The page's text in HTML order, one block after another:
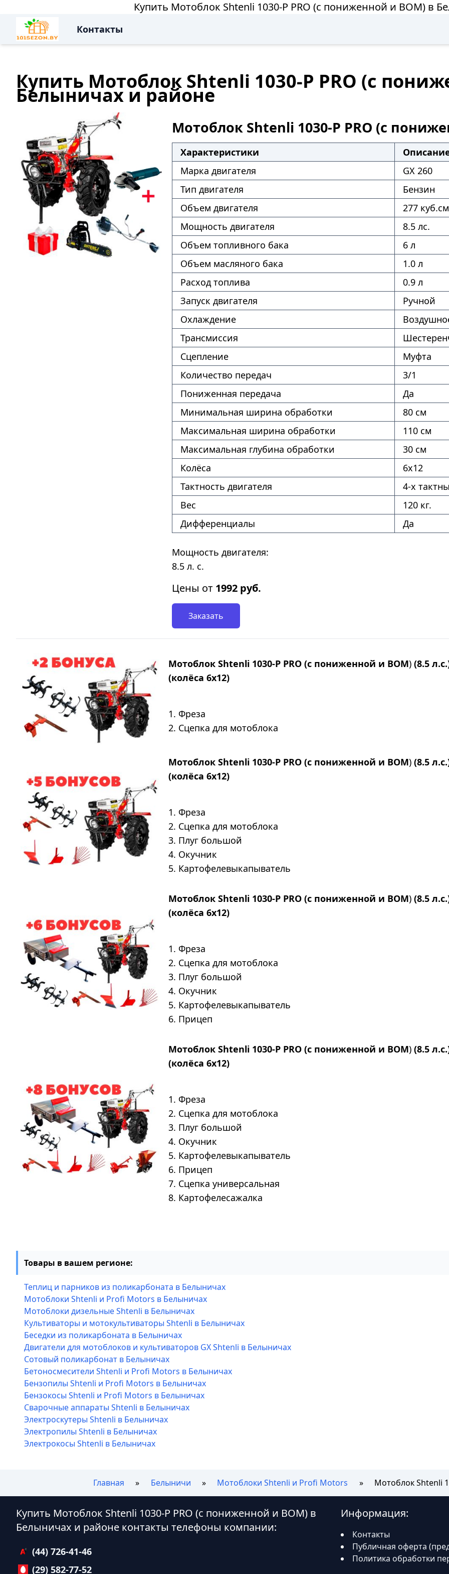
Купить Мотоблок Shtenli 1030-P PRO (с пониженной и ВОМ) в
Контакты
Купить Мотоблок Shtenli 1030-P PRO (с
Белыничах и районе
Мотоблок Shtenli 1030-P PRO (с
Характеристики
Марка двигателя
GX 260
Тип двигателя
Бензин
Объем двигателя
277
Мощность двигателя
8.5 лс.
Объем топливного бака
6 л
Объем масляного бака
1.0 л
Расход топлива
0.9 л
Запуск двигателя
Ручной
Охлаждение
Трансмиссия
Сцепление
Муфта
Количество передач
3/1
Пониженная передача
Да
Минимальная ширина обработки
80 см
Максимальная ширина обработки
110 см
Максимальная глубина обработки
30 см
Колёса
6х12
Тактность двигателя
4-х
Вес
120 кг.
Дифференциалы
Да
Мощность двигателя:
8.5 л. с.
Цены от 1992 руб.
Заказать
Мотоблок Shtenli 1030-P PRO (с пониженной и ВОМ) (8.5
(колёса 6х12)
1. Фреза
2. Сцепка для мотоблока
Мотоблок Shtenli 1030-P PRO (с пониженной и ВОМ) (8.5
(колёса 6х12)
1. Фреза
2. Сцепка для мотоблока
3. Плуг большой
4. Окучник
5. Картофелевыкапыватель
Мотоблок Shtenli 1030-P PRO (с пониженной и ВОМ) (8.5
(колёса 6х12)
1. Фреза
2. Сцепка для мотоблока
3. Плуг большой
4. Окучник
5. Картофелевыкапыватель
6. Прицеп
Мотоблок Shtenli 1030-P PRO (с пониженной и ВОМ) (8.5
(колёса 6х12)
1. Фреза
2. Сцепка для мотоблока
3. Плуг большой
4. Окучник
5. Картофелевыкапыватель
6. Прицеп
7. Сцепка универсальная
8. Картофелесажалка
Товары в вашем регионе:
Теплиц и парников из поликарбоната в Белыничах
Мотоблоки Shtenli и Profi Motors в Белыничах
Мотоблоки дизельные Shtenli в Белыничах
Культиваторы и мотокультиваторы Shtenli в Белыничах
Беседки из поликарбоната в Белыничах
Двигатели для мотоблоков и культиваторов GX Shtenli в Белыничах
Сотовый поликарбонат в Белыничах
Бетоносмесители Shtenli и Profi Motors в Белыничах
Бензопилы Shtenli и Profi Motors в Белыничах
Бензокосы Shtenli и Profi Motors в Белыничах
Сварочные аппараты Shtenli в Белыничах
Электроскутеры Shtenli в Белыничах
Электропилы Shtenli в Белыничах
Электрокосы Shtenli в Белыничах
Главная Белыничи Мотоблоки Shtenli и Profi Motors Мотоблок Shtenli
Купить Мотоблок Shtenli 1030-P PRO (с пониженной и ВОМ) в
Белыничах и районе контакты телефоны компании:
(44) 726-41-46
(29) 582-77-52
Информация:
Контакты
Публичная оферта
Политика обработки